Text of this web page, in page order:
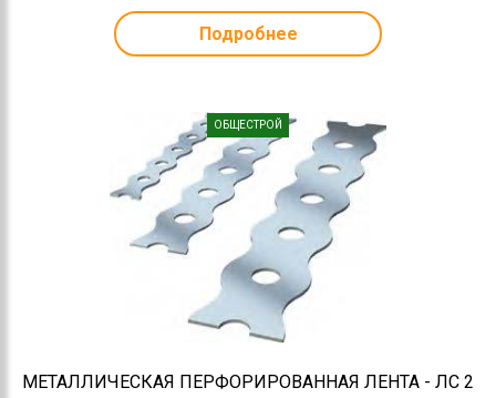
Подробнее
ОБЩЕСТРОЙ
МЕТАЛЛИЧЕСКАЯ ПЕРФОРИРОВАННАЯ ЛЕНТА - ЛС 2